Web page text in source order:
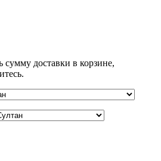
сумму доставки в корзине,